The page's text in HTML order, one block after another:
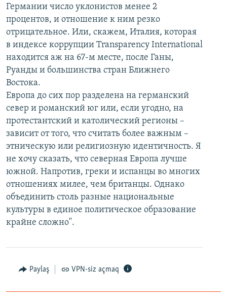
Германии число уклонистов менее 2
процентов, и отношение к ним резко
отрицательное. Или, скажем, Италия, которая
в индексе коррупции Transparency International
находится аж на 67-м месте, после Ганы,
Руанды и большинства стран Ближнего
Востока.
Европа до сих пор разделена на германский
север и романский юг или, если угодно, на
протестантский и католический регионы –
зависит от того, что считать более важным –
этническую или религиозную идентичность. Я
не хочу сказать, что северная Европа лучше
южной. Напротив, греки и испанцы во многих
отношениях милее, чем британцы. Однако
объединить столь разные национальные
культуры в единое политическое образование
крайне сложно".
Paylaş VPN-siz açmaq